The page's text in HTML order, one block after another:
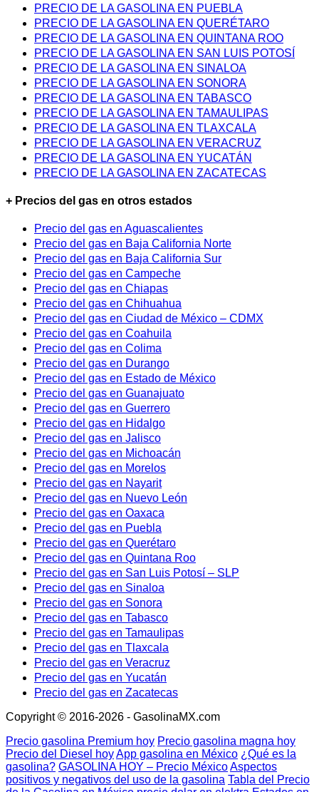
PRECIO DE LA GASOLINA EN PUEBLA
PRECIO DE LA GASOLINA EN QUERÉTARO
PRECIO DE LA GASOLINA EN QUINTANA ROO
PRECIO DE LA GASOLINA EN SAN LUIS POTOSÍ
PRECIO DE LA GASOLINA EN SINALOA
PRECIO DE LA GASOLINA EN SONORA
PRECIO DE LA GASOLINA EN TABASCO
PRECIO DE LA GASOLINA EN TAMAULIPAS
PRECIO DE LA GASOLINA EN TLAXCALA
PRECIO DE LA GASOLINA EN VERACRUZ
PRECIO DE LA GASOLINA EN YUCATÁN
PRECIO DE LA GASOLINA EN ZACATECAS
+ Precios del gas en otros estados
Precio del gas en Aguascalientes
Precio del gas en Baja California Norte
Precio del gas en Baja California Sur
Precio del gas en Campeche
Precio del gas en Chiapas
Precio del gas en Chihuahua
Precio del gas en Ciudad de México – CDMX
Precio del gas en Coahuila
Precio del gas en Colima
Precio del gas en Durango
Precio del gas en Estado de México
Precio del gas en Guanajuato
Precio del gas en Guerrero
Precio del gas en Hidalgo
Precio del gas en Jalisco
Precio del gas en Michoacán
Precio del gas en Morelos
Precio del gas en Nayarit
Precio del gas en Nuevo León
Precio del gas en Oaxaca
Precio del gas en Puebla
Precio del gas en Querétaro
Precio del gas en Quintana Roo
Precio del gas en San Luis Potosí – SLP
Precio del gas en Sinaloa
Precio del gas en Sonora
Precio del gas en Tabasco
Precio del gas en Tamaulipas
Precio del gas en Tlaxcala
Precio del gas en Veracruz
Precio del gas en Yucatán
Precio del gas en Zacatecas
Copyright © 2016-2026 - GasolinaMX.com
Precio gasolina Premium hoy Precio gasolina magna hoy
Precio del Diesel hoyApp gasolina en México ¿Qué es la
gasolina? GASOLINA HOY – Precio MéxicoAspectos
positivos y negativos del uso de la gasolina Tabla del Precio